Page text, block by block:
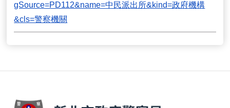
gSource=PD112&name=中民派出所&kind=政府機構
&cls=警察機關